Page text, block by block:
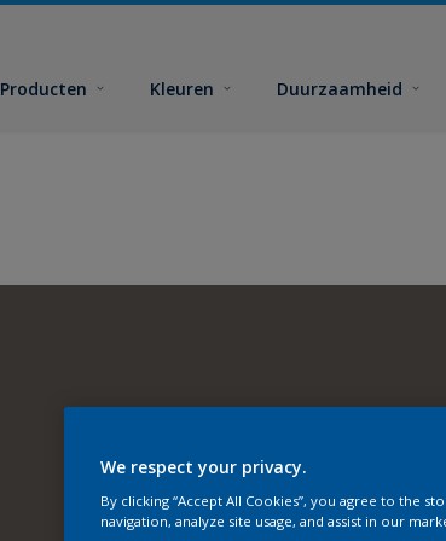
Producten Kleuren Duurzaamheid
We respect your privacy.
By clicking “Accept All Cookies”, you agree to the
navigation, analyze site usage, and assist in our